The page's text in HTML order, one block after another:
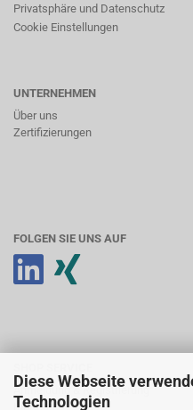
Diese Webseite
Technologien
Privatsphäre und Datenschutz
Cookie Einstellungen
UNTERNEHMEN
Über uns
Zertifizierungen
FOLGEN SIE UNS AUF
Anmeldung & Registrierung
Ihr Konto